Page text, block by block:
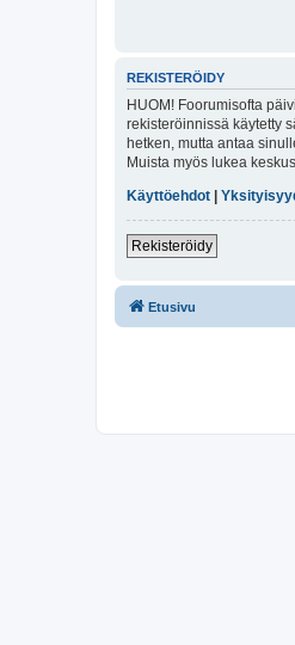
REKISTERÖIDY
HUOM! Foorumisofta
rekisteröinnissä käytetty
hetken, mutta antaa
Muista myös lukea
Käyttöehdot
Rekisteröidy
Etusivu